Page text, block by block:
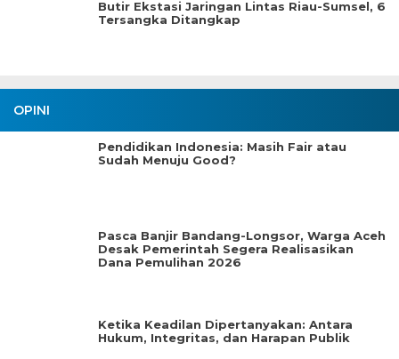
Butir Ekstasi Jaringan Lintas Riau-Sumsel, 6
Tersangka Ditangkap
OPINI
Pendidikan Indonesia: Masih Fair atau
Sudah Menuju Good?
Pasca Banjir Bandang-Longsor, Warga Aceh
Desak Pemerintah Segera Realisasikan
Dana Pemulihan 2026
Ketika Keadilan Dipertanyakan: Antara
Hukum, Integritas, dan Harapan Publik